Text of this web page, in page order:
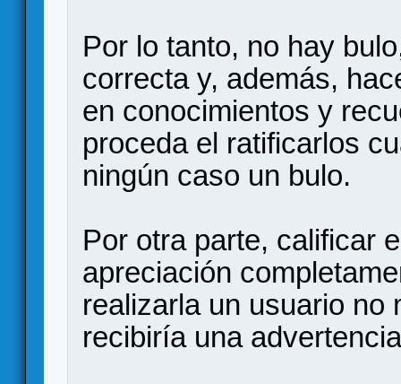
Por lo tanto, no hay
correcta y, además,
en conocimientos y
proceda el ratificarlos
ningún caso un bulo.
Por otra parte, calificar
apreciación
realizarla un usuario no
recibiría una